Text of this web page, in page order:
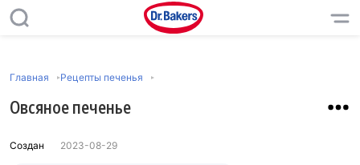
Главная Рецепты печенья
Овсяное печенье
Создан 2023-08-29